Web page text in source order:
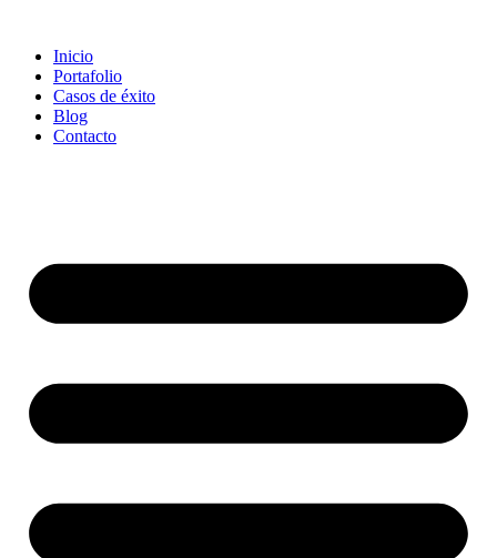
contenido
Inicio
Portafolio
Casos de éxito
Blog
Contacto